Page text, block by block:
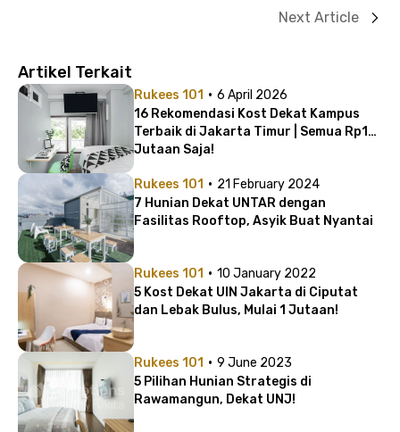
Next Article
Artikel Terkait
Rukees 101 · 6 April 2026
16 Rekomendasi Kost Dekat Kampus
Terbaik di Jakarta Timur | Semua Rp1
Jutaan Saja!
Rukees 101 · 21 February 2024
7 Hunian Dekat UNTAR dengan
Fasilitas Rooftop, Asyik Buat Nyantai
Rukees 101 · 10 January 2022
5 Kost Dekat UIN Jakarta di Ciputat
dan Lebak Bulus, Mulai 1 Jutaan!
Rukees 101 · 9 June 2023
5 Pilihan Hunian Strategis di
Rawamangun, Dekat UNJ!